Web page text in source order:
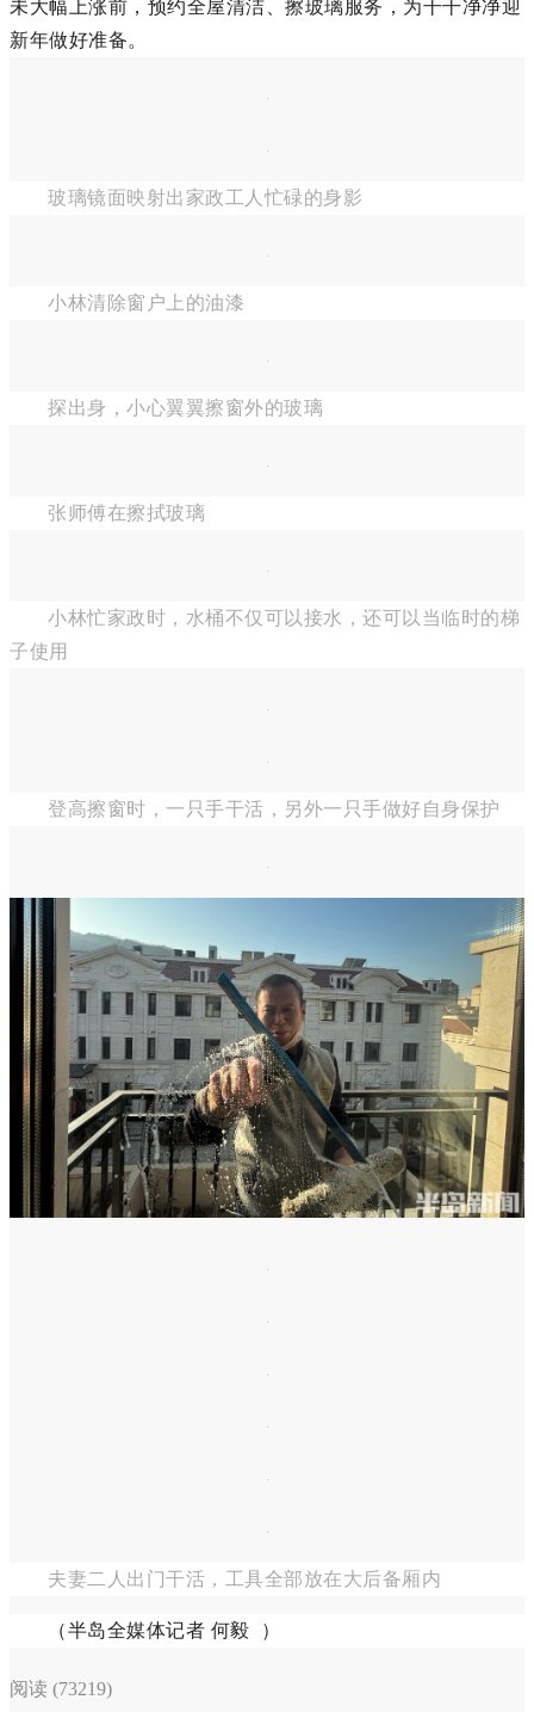
未大幅上涨前，预约全屋清洁、擦玻璃服务，为干干净净迎
新年做好准备。
玻璃镜面映射出家政工人忙碌的身影
小林清除窗户上的油漆
探出身，小心翼翼擦窗外的玻璃
张师傅在擦拭玻璃
小林忙家政时，水桶不仅可以接水，还可以当临时的梯
子使用
登高擦窗时，一只手干活，另外一只手做好自身保护
夫妻二人出门干活，工具全部放在大后备厢内
（半岛全媒体记者 何毅 ）
阅读 (73219)